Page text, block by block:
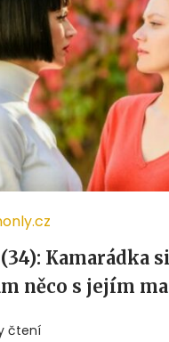
Kamarádka
něco s jejím
čtení